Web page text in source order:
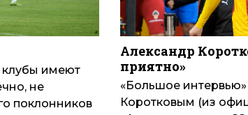
клубы имеют
не
поклонников
Александр
приятно»
«Большое
Коротковым (из